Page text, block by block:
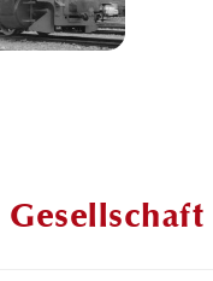
Gesellschaft